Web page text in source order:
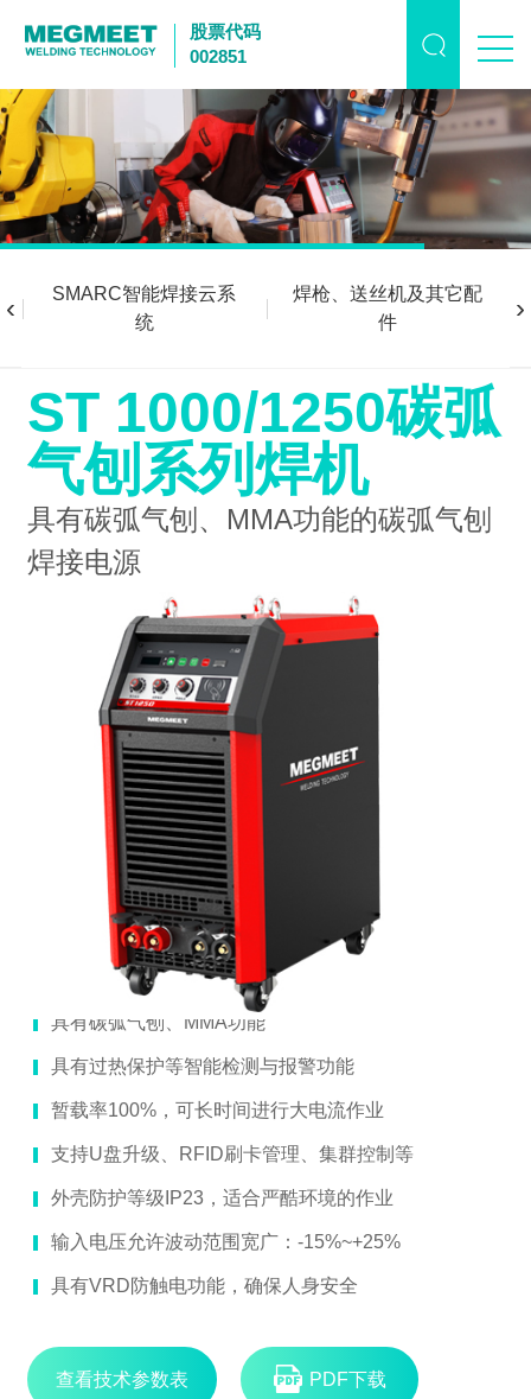
股票代码
002851
SMARC智能焊接云系
统
焊枪、送丝机及其它配
件
‹ ›
ST 1000/1250碳弧
气刨系列焊机
具有碳弧气刨、MMA功能的碳弧气刨
焊接电源
具有碳弧气刨、MMA功能
具有过热保护等智能检测与报警功能
暂载率100%，可长时间进行大电流作业
支持U盘升级、RFID刷卡管理、集群控制等
外壳防护等级IP23，适合严酷环境的作业
输入电压允许波动范围宽广：-15%~+25%
具有VRD防触电功能，确保人身安全
查看技术参数表 PDF下载